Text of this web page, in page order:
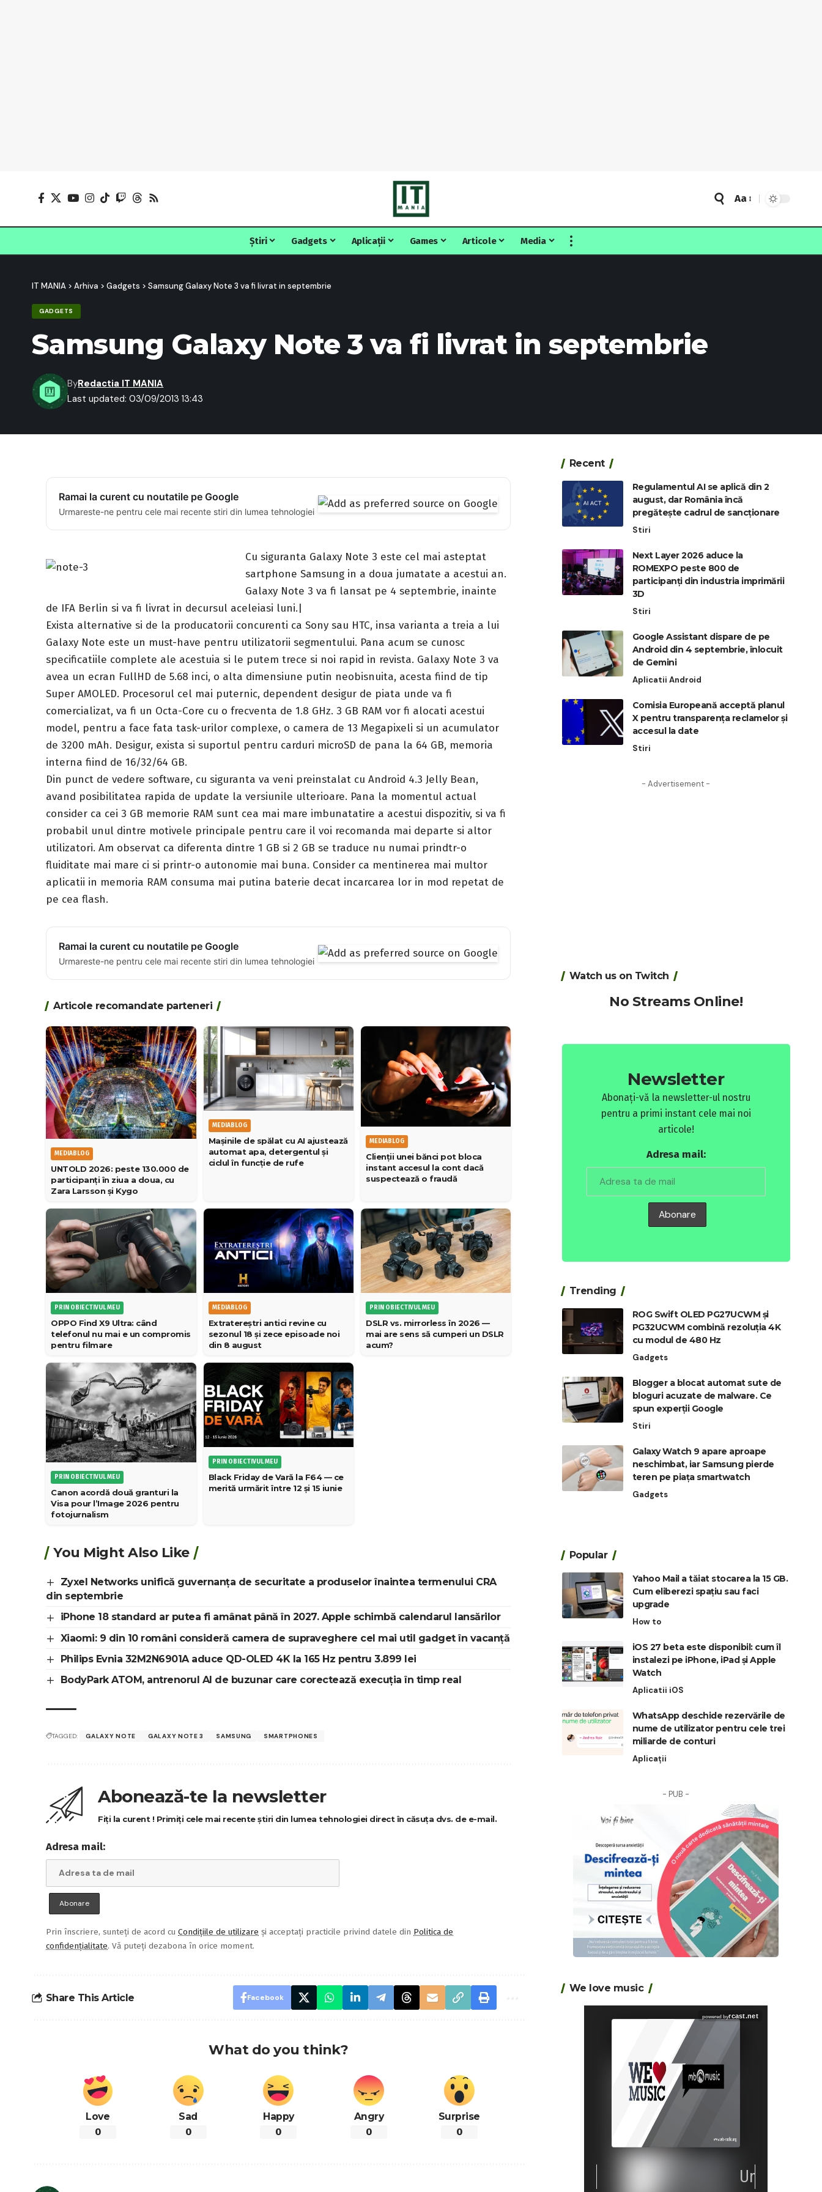
Font
Resizer
Aa
Știri Gadgets Aplicații Games Articole Media
IT MANIA > Arhiva > Gadgets > Samsung Galaxy Note 3 va fi livrat in septembrie
GADGETS
Samsung Galaxy Note 3 va fi livrat in septembrie
Last updated: 03/09/2013 13:43
ByRedactia IT MANIA
Ramai la curent cu noutatile pe Google
Urmareste-ne pentru cele mai recente stiri din lumea tehnologiei
Cu siguranta Galaxy Note 3 este cel mai asteptat
sartphone Samsung in a doua jumatate a acestui an.
Galaxy Note 3 va fi lansat pe 4 septembrie, inainte
de IFA Berlin si va fi livrat in decursul aceleiasi luni.|
Exista alternative si de la producatorii concurenti ca Sony sau HTC, insa varianta a treia a lui
Galaxy Note este un must-have pentru utilizatorii segmentului. Pana acum se cunosc
specificatiile complete ale acestuia si le putem trece si noi rapid in revista. Galaxy Note 3 va
avea un ecran FullHD de 5.68 inci, o alta dimensiune putin neobisnuita, acesta fiind de tip
Super AMOLED. Procesorul cel mai puternic, dependent desigur de piata unde va fi
comercializat, va fi un Octa-Core cu o frecventa de 1.8 GHz. 3 GB RAM vor fi alocati acestui
model, pentru a face fata task-urilor complexe, o camera de 13 Megapixeli si un acumulator
de 3200 mAh. Desigur, exista si suportul pentru carduri microSD de pana la 64 GB, memoria
interna fiind de 16/32/64 GB.
Din punct de vedere software, cu siguranta va veni preinstalat cu Android 4.3 Jelly Bean,
avand posibilitatea rapida de update la versiunile ulterioare. Pana la momentul actual
consider ca cei 3 GB memorie RAM sunt cea mai mare imbunatatire a acestui dispozitiv, si va fi
probabil unul dintre motivele principale pentru care il voi recomanda mai departe si altor
utilizatori. Am observat ca diferenta dintre 1 GB si 2 GB se traduce nu numai prindtr-o
fluiditate mai mare ci si printr-o autonomie mai buna. Consider ca mentinerea mai multor
aplicatii in memoria RAM consuma mai putina baterie decat incarcarea lor in mod repetat de
pe cea flash.
Ramai la curent cu noutatile pe Google
Urmareste-ne pentru cele mai recente stiri din lumea tehnologiei
Articole recomandate parteneri
MEDIABLOG
UNTOLD 2026: peste 130.000 de
participanți în ziua a doua, cu
Zara Larsson și Kygo
MEDIABLOG
Mașinile de spălat cu AI ajustează
automat apa, detergentul și
ciclul în funcție de rufe
MEDIABLOG
Clienții unei bănci pot bloca
instant accesul la cont dacă
suspectează o fraudă
PRIN OBIECTIVUL MEU
OPPO Find X9 Ultra: când
telefonul nu mai e un compromis
pentru filmare
MEDIABLOG
Extratereștri antici revine cu
sezonul 18 și zece episoade noi
din 8 august
PRIN OBIECTIVUL MEU
DSLR vs. mirrorless în 2026 —
mai are sens să cumperi un DSLR
acum?
PRIN OBIECTIVUL MEU
Canon acordă două granturi la
Visa pour l’Image 2026 pentru
fotojurnalism
PRIN OBIECTIVUL MEU
Black Friday de Vară la F64 — ce
merită urmărit între 12 și 15 iunie
You Might Also Like
Zyxel Networks unifică guvernanța de securitate a produselor înaintea termenului CRA
din septembrie
iPhone 18 standard ar putea fi amânat până în 2027. Apple schimbă calendarul lansărilor
Xiaomi: 9 din 10 români consideră camera de supraveghere cel mai util gadget în vacanță
Philips Evnia 32M2N6901A aduce QD-OLED 4K la 165 Hz pentru 3.899 lei
BodyPark ATOM, antrenorul AI de buzunar care corectează execuția în timp real
TAGGED: GALAXY NOTE GALAXY NOTE 3 SAMSUNG SMARTPHONES
Abonează-te la newsletter
Fiți la curent ! Primiți cele mai recente știri din lumea tehnologiei direct în căsuța dvs. de e-mail.
Adresa mail:
Prin înscriere, sunteți de acord cuCondițiile de utilizare și acceptați practicile privind datele din Politica de
confidențialitate. Vă puteți dezabona în orice moment.
Share This Article Facebook
What do you think?
Love
0
Sad
0
Happy
0
Angry
0
Surprise
0
Recent
Regulamentul AI se aplică din 2
august, dar România încă
pregătește cadrul de sancționare
Stiri
Next Layer 2026 aduce la
ROMEXPO peste 800 de
participanți din industria imprimării
3D
Stiri
Google Assistant dispare de pe
Android din 4 septembrie, înlocuit
de Gemini
Aplicatii Android
Comisia Europeană acceptă planul
X pentru transparența reclamelor și
accesul la date
Stiri
- Advertisement -
Watch us on Twitch
No Streams Online!
Newsletter
Abonați-vă la newsletter-ul nostru
pentru a primi instant cele mai noi
articole!
Adresa mail:
Trending
ROG Swift OLED PG27UCWM și
PG32UCWM combină rezoluția 4K
cu modul de 480 Hz
Gadgets
Blogger a blocat automat sute de
bloguri acuzate de malware. Ce
spun experții Google
Stiri
Galaxy Watch 9 apare aproape
neschimbat, iar Samsung pierde
teren pe piața smartwatch
Gadgets
Popular
Yahoo Mail a tăiat stocarea la 15 GB.
Cum eliberezi spațiu sau faci
upgrade
How to
iOS 27 beta este disponibil: cum îl
instalezi pe iPhone, iPad și Apple
Watch
Aplicatii iOS
WhatsApp deschide rezervările de
nume de utilizator pentru cele trei
miliarde de conturi
Aplicații
- PUB -
We love music